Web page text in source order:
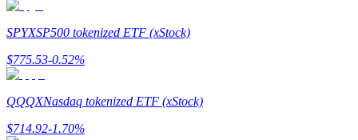
SPYXSP500 tokenized ETF (xStock)
$775.53-0.52%
QQQXNasdaq tokenized ETF (xStock)
$714.92-1.70%